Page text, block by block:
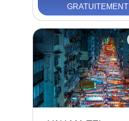
GRATUITEMENT